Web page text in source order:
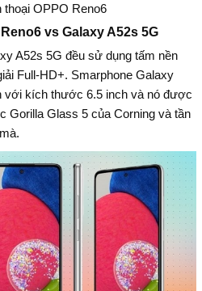
thoại OPPO Reno6
vs Galaxy A52s 5G
A52s 5G đều sử dụng tấm nền
Full-HD+. Smarphone Galaxy
với kích thước 6.5 inch và nó được
Gorilla Glass 5 của Corning và tần